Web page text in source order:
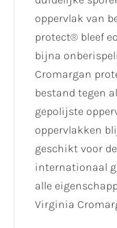
oppervlak van
protect® bleef
bijna
Cromargan
bestand tegen
gepolijste
oppervlakken
geschikt voor
internationaal
alle
Virginia